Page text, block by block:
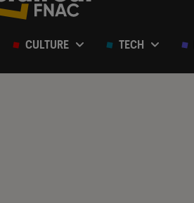
CULTURE TECH